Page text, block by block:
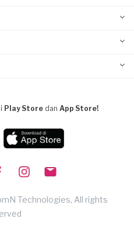
Play Store dan App Store!
Technologies, All rights